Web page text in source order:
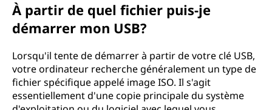
À partir de quel fichier puis-je
démarrer mon USB?
Lorsqu'il tente de démarrer à partir de votre clé USB,
votre ordinateur recherche généralement un type de
fichier spécifique appelé image ISO. Il s'agit
essentiellement d'une copie principale du système